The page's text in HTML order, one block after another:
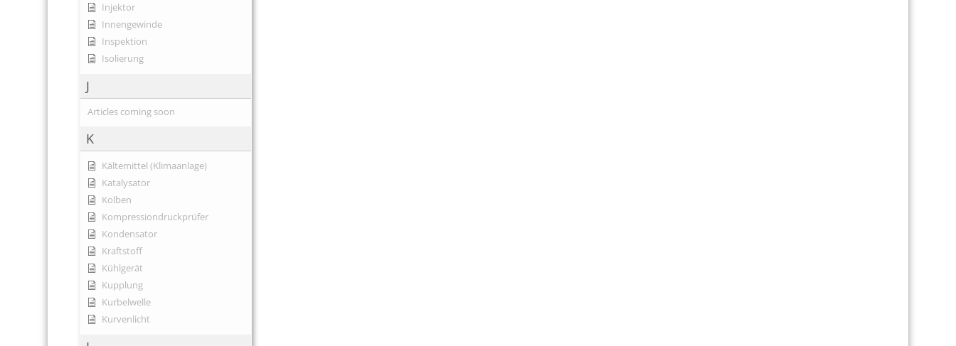
Injektor
Innengewinde
Inspektion
Isolierung
J
Articles coming soon
K
Kältemittel (Klimaanlage)
Katalysator
Kolben
Kompressiondruckprüfer
Kondensator
Kraftstoff
Kühlgerät
Kupplung
Kurbelwelle
Kurvenlicht